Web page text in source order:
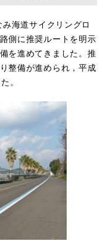
海道サイクリングロ
側に推奨ルートを明示
を進めてきました。推
整備が進められ，平成
。